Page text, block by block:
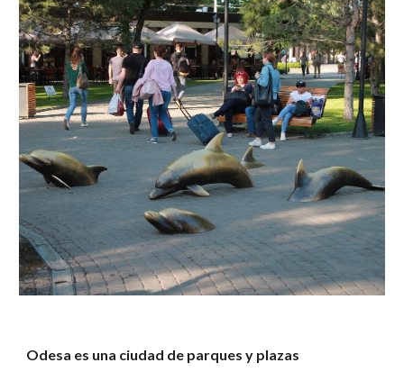
Odesa es una ciudad de parques y plazas